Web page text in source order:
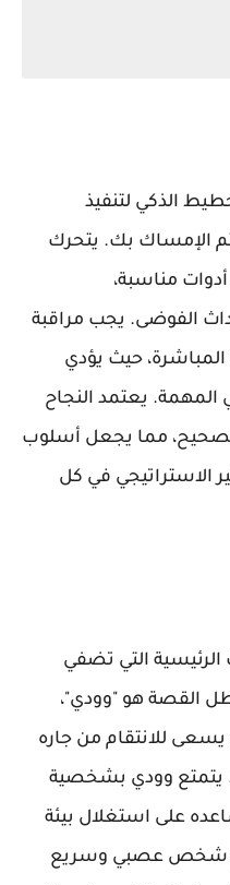
الذكي لتنفيذ
الإمساك بك. يتحرك
مناسبة،
الفوضى. يجب مراقبة
المباشرة، حيث يؤدي
يعتمد النجاح
مما يجعل أسلوب
الاستراتيجي في كل
التي تضفي
القصة هو "وودي"،
للانتقام من جاره
يتمتع وودي بشخصية
على استغلال بيئة
فهو شخص عصبي وسريع